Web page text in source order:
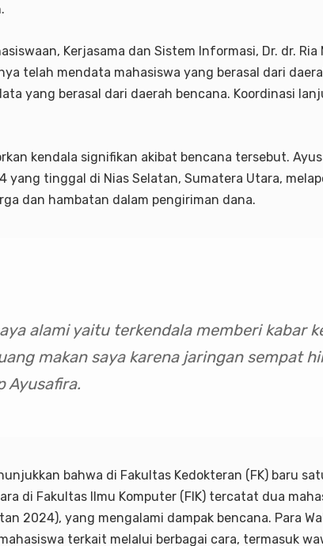
Kerjasama dan Sistem Informasi, Dr. dr. Ria
telah mendata mahasiswa yang berasal dari
yang berasal dari daerah bencana. Koordinasi
kendala signifikan akibat bencana tersebut.
yang tinggal di Nias Selatan, Sumatera Utara,
dan hambatan dalam pengiriman dana.
alami yaitu terkendala memberi kabar
makan saya karena jaringan sempat
Ayusafira.
bahwa di Fakultas Kedokteran (FK) baru
di Fakultas Ilmu Komputer (FIK) tercatat dua
2024), yang mengalami dampak bencana. Para
terkait melalui berbagai cara, termasuk